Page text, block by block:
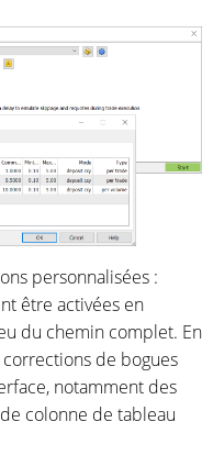
personnalisées :
être activées en
du chemin complet. En
de bogues
notamment des
colonne de tableau